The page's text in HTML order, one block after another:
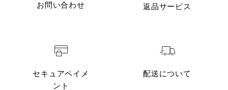
お問い合わせ 返品サービス
セキュアペイメ
ント
配送について